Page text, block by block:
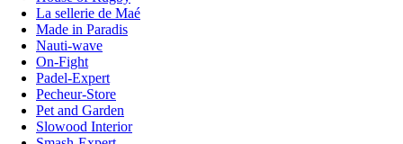
La sellerie de Maé
Made in Paradis
Nauti-wave
On-Fight
Padel-Expert
Pecheur-Store
Pet and Garden
Slowood Interior